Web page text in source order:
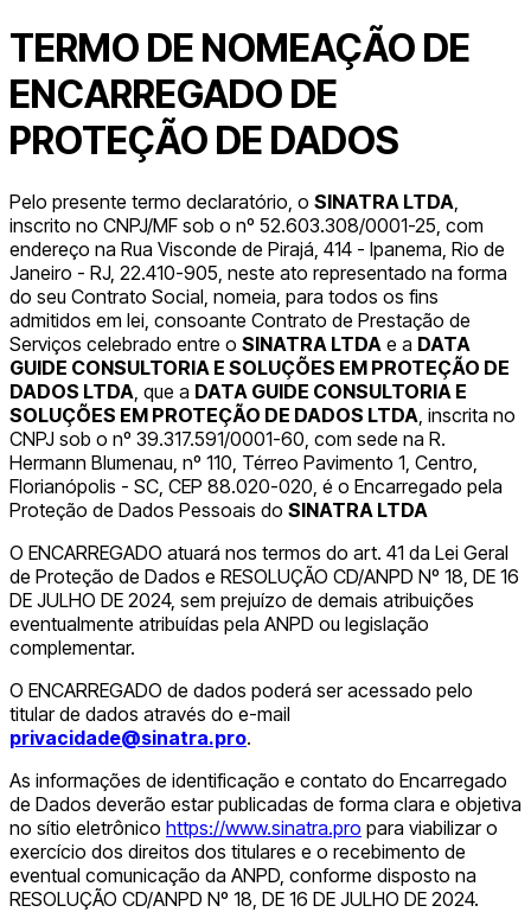
TERMO DE NOMEAÇÃO DE
ENCARREGADO DE
PROTEÇÃO DE DADOS
Pelo presente termo declaratório, o SINATRA LTDA
inscrito no CNPJ/MF sob o nº 52.603.308/0001-25, com
endereço na Rua Visconde de Pirajá, 414 - Ipanema, Rio de
Janeiro - RJ, 22.410-905, neste ato representado na forma
do seu Contrato Social, nomeia, para todos os fins
admitidos em lei, consoante Contrato de Prestação de
Serviços celebrado entre o SINATRA LTDA e a DATA
GUIDE CONSULTORIA E SOLUÇÕES EM PROTEÇÃO DE
DADOS LTDA , que a DATA GUIDE CONSULTORIA E
SOLUÇÕES EM PROTEÇÃO DE DADOS LTDA , inscrita no
CNPJ sob o nº 39.317.591/0001-60, com sede na R.
Hermann Blumenau, nº 110, Térreo Pavimento 1, Centro,
Florianópolis - SC, CEP 88.020-020, é o Encarregado pela
Proteção de Dados Pessoais do SINATRA LTDA
O ENCARREGADO atuará nos termos do art. 41 da Lei Geral
de Proteção de Dados e RESOLUÇÃO CD/ANPD Nº 18, DE 16
DE JULHO DE 2024, sem prejuízo de demais atribuições
eventualmente atribuídas pela ANPD ou legislação
complementar.
O ENCARREGADO de dados poderá ser acessado pelo
titular de dados através do e-mail
privacidade@sinatra.pro.
As informações de identificação e contato do Encarregado
de Dados deverão estar publicadas de forma clara e objetiva
no sítio eletrônico https://www.sinatra.pro para viabilizar o
exercício dos direitos dos titulares e o recebimento de
eventual comunicação da ANPD, conforme disposto na
RESOLUÇÃO CD/ANPD Nº 18, DE 16 DE JULHO DE 2024.